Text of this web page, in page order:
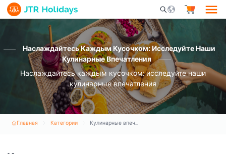
Mobile Search
Наслаждайтесь Каждым Кусочком: Исследуйте Наши
Кулинарные Впечатления
Наслаждайтесь каждым кусочком: исследуйте наши
кулинарные впечатления
Главная Категории Кулинарные впечатления